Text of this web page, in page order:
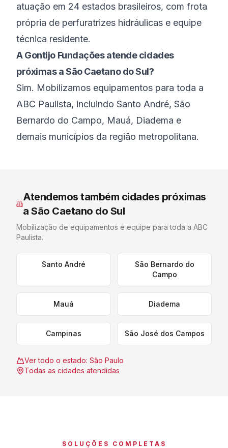
atuação em 24 estados brasileiros, com frota
própria de perfuratrizes hidráulicas e equipe
técnica residente.
A Gontijo Fundações atende cidades
próximas a São Caetano do Sul?
Sim. Mobilizamos equipamentos para toda a
ABC Paulista, incluindo Santo André, São
Bernardo do Campo, Mauá, Diadema e
demais municípios da região metropolitana.
Atendemos também cidades próximas
aSão Caetano do Sul
Mobilização de equipamentos e equipe para toda a ABC
Paulista.
Santo André
São Bernardo do
Campo
Mauá Diadema
Campinas São José dos Campos
Ver todo o estado: São Paulo
Todas as cidades atendidas
SOLUÇÕES COMPLETAS